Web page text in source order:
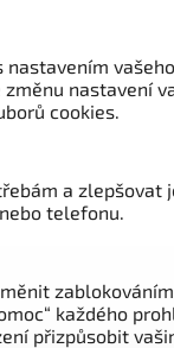
nastavení
cookies.
a zlepšovat
telefonu.
každého
přizpůsobit